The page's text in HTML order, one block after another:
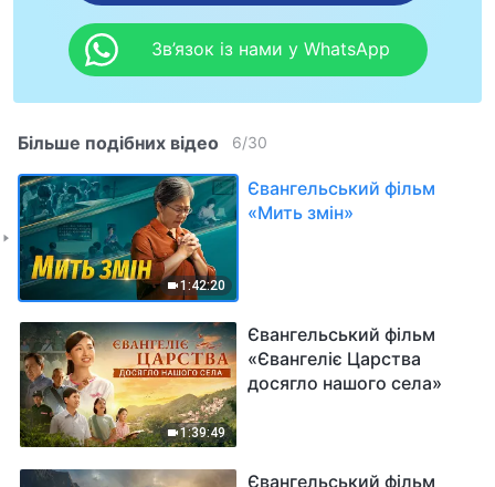
Зв’язок із нами у WhatsApp
Більше подібних відео 6/30
1:42:20
Євангельський фільм
«Мить змін»
1:39:49
Євангельський фільм
«Євангеліє Царства
досягло нашого села»
Євангельський фільм